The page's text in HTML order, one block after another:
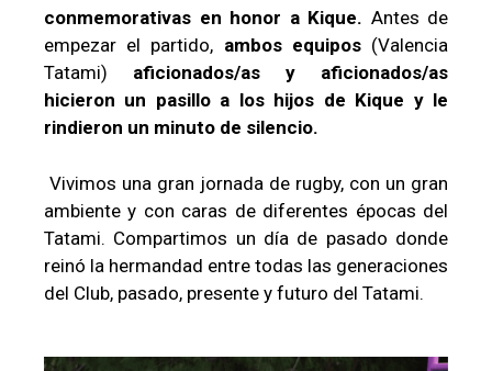
conmemorativas en honor a Kique. Antes de
empezar el partido, ambos equipos(Valencia
Tatami) aficionados/as y aficionados/as
hicieron un pasillo a los hijos de Kique y le
rindieron un minuto de silencio.
Vivimos una gran jornada de rugby, con un gran
ambiente y con caras de diferentes épocas del
Tatami. Compartimos un día de pasado donde
reinó la hermandad entre todas las generaciones
del Club, pasado, presente y futuro del Tatami.